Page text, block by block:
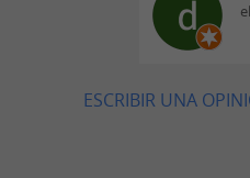
ESCRIBIR UNA